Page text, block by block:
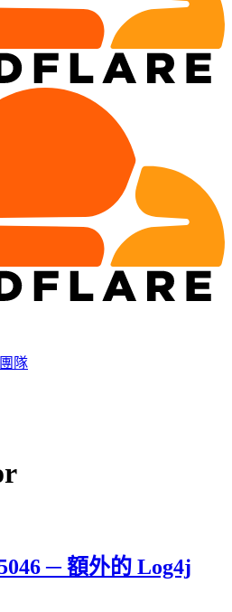
隊
─ 額外的 Log4j